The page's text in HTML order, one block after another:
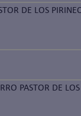
DE LOS
PASTOR DE